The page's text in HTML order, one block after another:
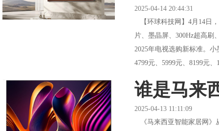
2025-04-14 20:44:31
【环球科技网】4月14日
片、墨晶屏、300Hz超高
2025年电视选购新标准。
4799元、5999元、8199元
谁是马来
2025-04-13 11:11:09
《马来西亚智能家居网》